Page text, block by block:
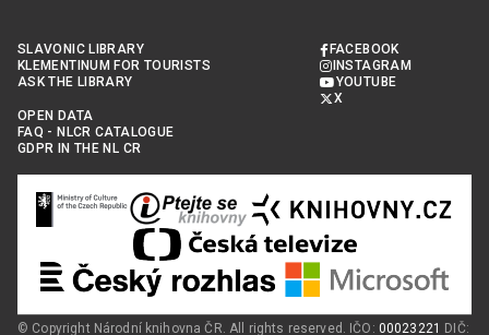
SLAVONIC LIBRARY
KLEMENTINUM FOR TOURISTS
ASK THE LIBRARY
OPEN DATA
FAQ - NLCR CATALOGUE
GDPR IN THE NL CR
FACEBOOK
INSTAGRAM
YOUTUBE
X
© Copyright Národní knihovna ČR. All rights reserved. IČO: 00023221 DIČ: